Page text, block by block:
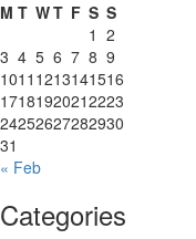
M T WT F S S
1 2
3 4 5 6 7 8 9
1011 1213141516
17181920212223
24252627282930
31
« Feb
Categories